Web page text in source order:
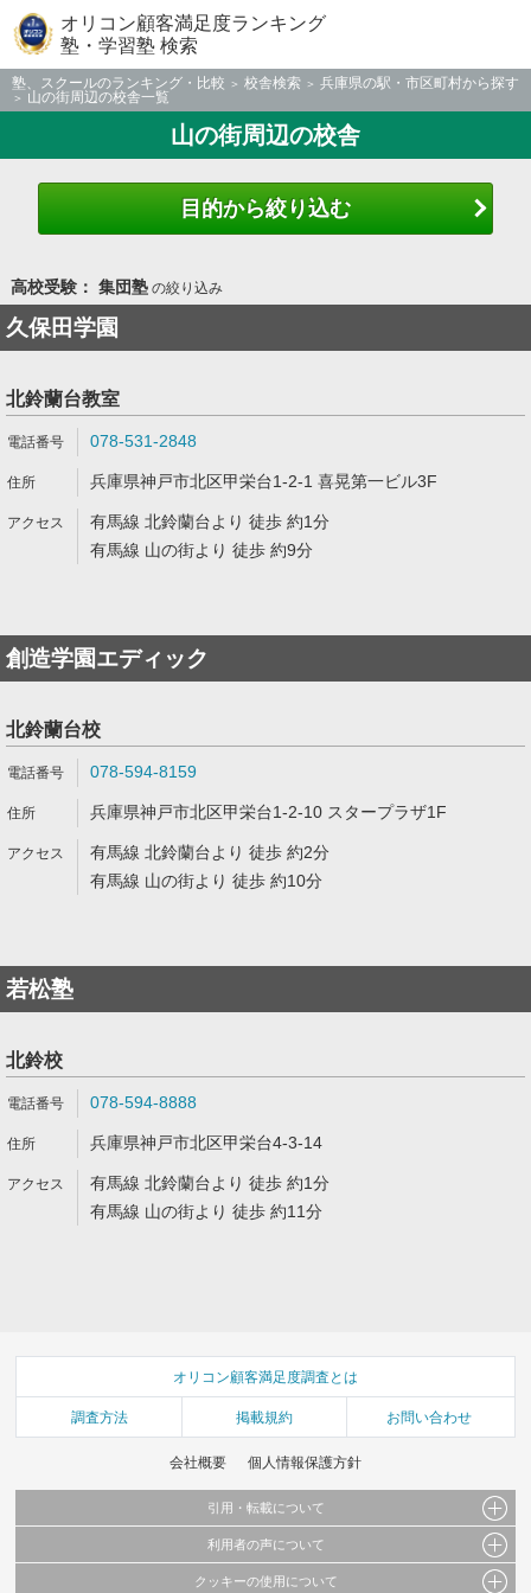
オリコン顧客満足度ランキング
塾・学習塾 検索
塾、スクールのランキング・比較 校舎検索
兵庫県の駅・市区町村から探す
山の街周辺の校舎一覧
山の街周辺の校舎
目的から絞り込む
高校受験： 集団塾の絞り込み
久保田学園
北鈴蘭台教室
078-531-2848
兵庫県神戸市北区甲栄台1-2-1 喜晃第一ビル3F
有馬線 北鈴蘭台より 徒歩 約1分
有馬線 山の街より 徒歩 約9分
創造学園エディック
北鈴蘭台校
078-594-8159
兵庫県神戸市北区甲栄台1-2-10 スタープラザ1F
有馬線 北鈴蘭台より 徒歩 約2分
有馬線 山の街より 徒歩 約10分
若松塾
北鈴校
078-594-8888
兵庫県神戸市北区甲栄台4-3-14
有馬線 北鈴蘭台より 徒歩 約1分
有馬線 山の街より 徒歩 約11分
オリコン顧客満足度調査とは
調査方法 掲載規約 お問い合わせ
会社概要 個人情報保護方針
引用・転載について
当サイトで公開されている情報（文字、写真、イラスト、画像データ等）及びこれらの配
利用者の声について
当サイトに掲載している内容はすべてサービスの利用者が提出された見解・感想です。
クッキーの使用について